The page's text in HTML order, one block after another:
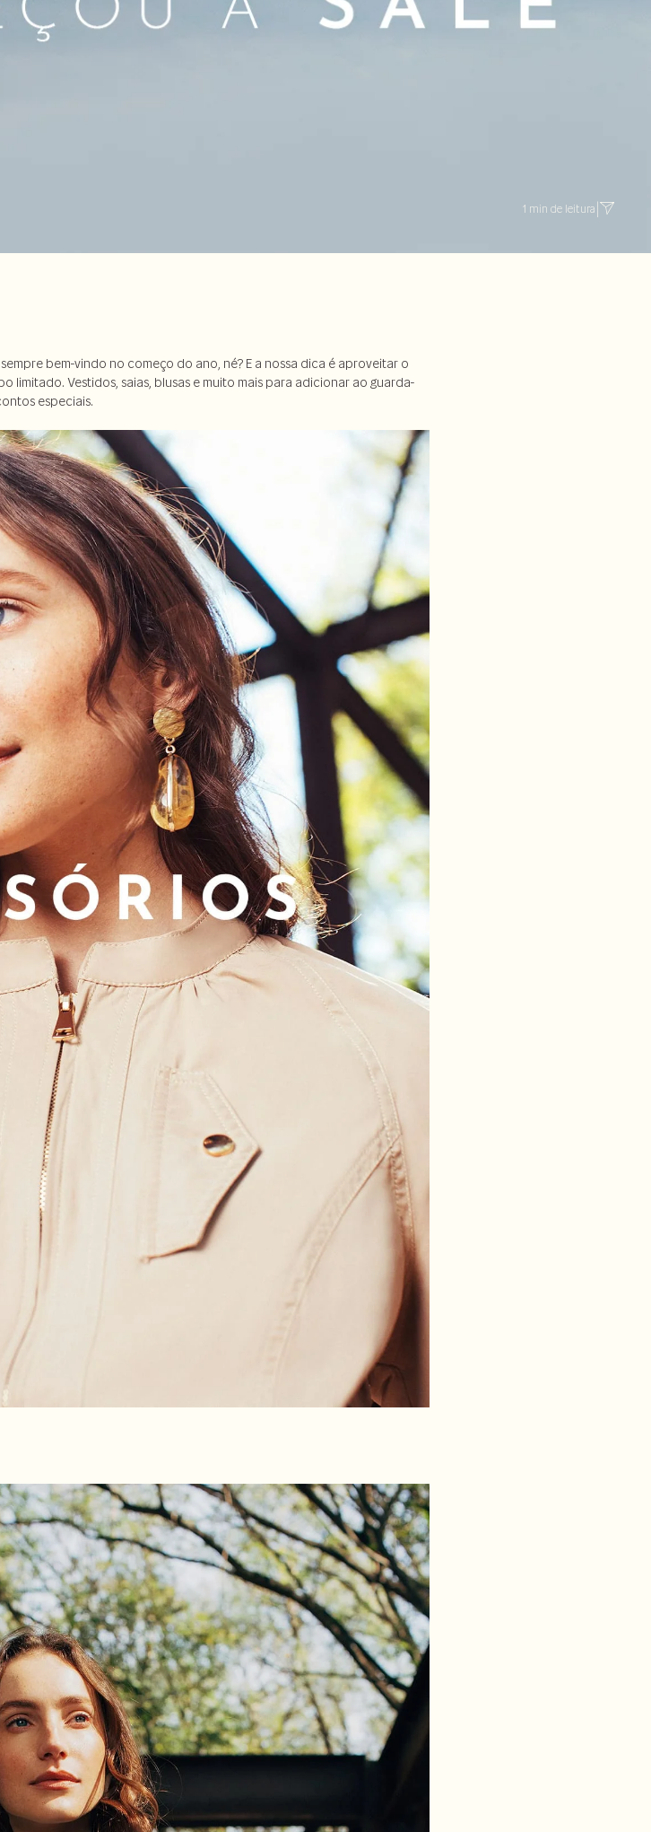
1 min de leitura
bem-vindo no começo do ano, né? E a nossa dica é aproveitar o
limitado. Vestidos, saias, blusas e muito mais para adicionar ao guarda-
especiais.